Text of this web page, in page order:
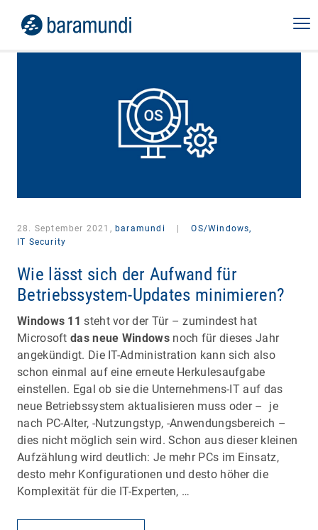
28. September 2021, baramundi
OS/Windows,
IT Security
Wie lässt sich der Aufwand für
Betriebssystem-Updates minimieren?
Windows 11 steht vor der Tür – zumindest hat
Microsoftdas neue Windowsnoch für dieses Jahr
angekündigt. Die IT-Administration kann sich also
schon einmal auf eine erneute Herkulesaufgabe
einstellen. Egal ob sie die Unternehmens-IT auf das
neue Betriebssystem aktualisieren muss oder – je
nach PC-Alter, -Nutzungstyp, -Anwendungsbereich –
dies nicht möglich sein wird. Schon aus dieser kleinen
Aufzählung wird deutlich: Je mehr PCs im Einsatz,
desto mehr Konfigurationen und desto höher die
Komplexität für die IT-Experten, …